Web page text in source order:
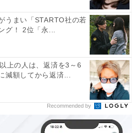
post on Instagram
うまい「STARTO社の若
グ！ 2位「永...
上の人は、返済を3～6
減額してから返済...
Recommended by